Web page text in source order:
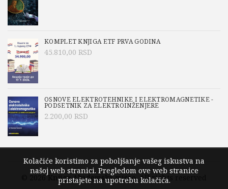
KOMPLET KNJIGA ETF PRVA GODINA
45.810,00 RSD
OSNOVE ELEKTROTEHNIKE I ELEKTROMAGNETIKE -
PODSETNIK ZA ELEKTROINŽENJERE
2.200,00 RSD
© 2026 Knjige Akademska misao. All rights reserved
Kolačiće koristimo za poboljšanje vašeg iskustva na
našoj web stranici. Pregledom ove web stranice
pristajete na upotrebu kolačića.